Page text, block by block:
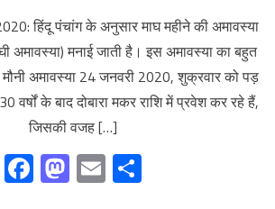
हिंदू पंचांग के अनुसार माघ महीने की अमावस्या
अमावस्या) मनाई जाती है। इस अमावस्या का बहुत
मौनी अमावस्या 24 जनवरी 2020, शुक्रवार को पड़
वर्षों के बाद दोबारा मकर राशि में प्रवेश कर रहे हैं,
जिसकी वजह […]
Facebook
Mastodon
Email